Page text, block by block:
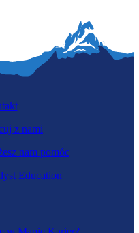
z nami
nam pomóc
Education